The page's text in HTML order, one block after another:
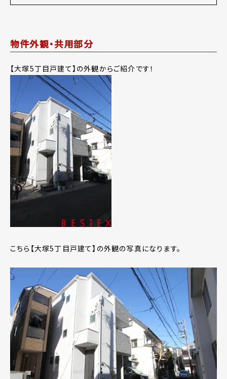
物件外観・共用部分
【大塚5丁目戸建て】の外観からご紹介です！
こちら【大塚5丁目戸建て】の外観の写真になります。